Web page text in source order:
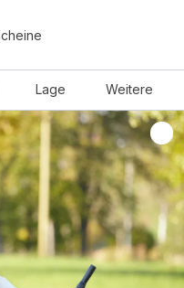
Lage Weitere